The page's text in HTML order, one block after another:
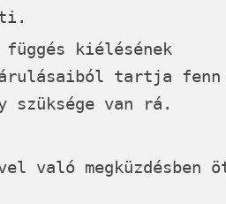
kiélésének
tartja fenn
van rá.
való megküzdésben